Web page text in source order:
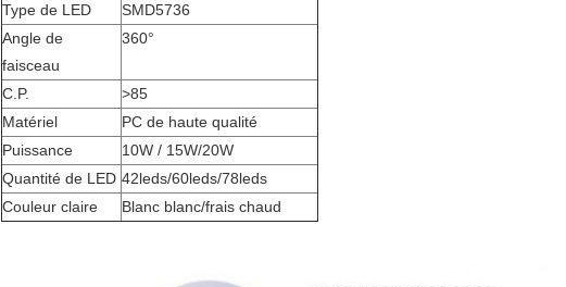
Type de LED
SMD5736
Angle de
faisceau
360°
C.P.
>85
Matériel
PC de haute qualité
Puissance
10W / 15W/20W
Quantité de LED 42leds/60leds/78leds
Couleur claire
Blanc blanc/frais chaud